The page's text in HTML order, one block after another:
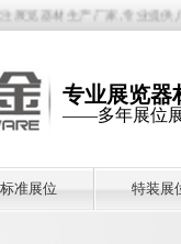
器材生产厂家,专业提供八
专业展览器
——多年展位
标准展位 特装展